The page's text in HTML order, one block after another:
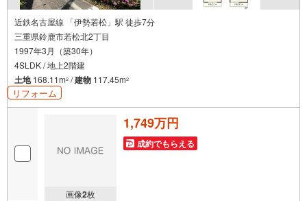
近鉄名古屋線 「伊勢若松」駅 徒歩7分
三重県鈴鹿市若松北2丁目
1997年3月（築30年）
4SLDK / 地上2階建
土地168.11m2 /建物 117.45m2
リフォーム
画像2枚
1,749万円
成約でもらえる